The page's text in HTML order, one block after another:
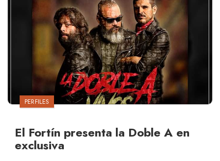
PERFILES
El Fortín presenta la Doble A en
exclusiva